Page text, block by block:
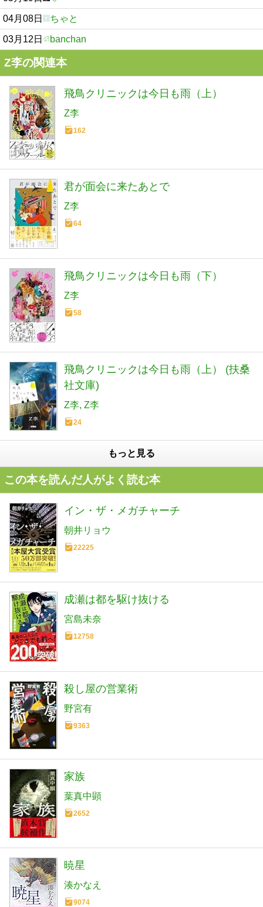
04月08日 ちゃと
03月12日 banchan
Z李の関連本
飛鳥クリニックは今日も雨（上）
Z李
162
君が面会に来たあとで
Z李
64
飛鳥クリニックは今日も雨（下）
Z李
58
飛鳥クリニックは今日も雨（上） (扶桑
社文庫)
Z李 Z李
24
もっと見る
この本を読んだ人がよく読む本
イン・ザ・メガチャーチ
朝井リョウ
22225
成瀬は都を駆け抜ける
宮島未奈
12758
殺し屋の営業術
野宮有
9363
家族
葉真中顕
2652
暁星
湊かなえ
9074